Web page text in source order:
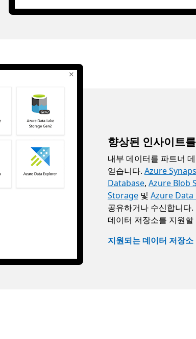
향상된 인사이트
내부 데이터를 파트너
얻습니다. Azure
Database, Azure Blob
Storage및 Azure
공유하거나 수신합니
데이터 저장소를 지원할
지원되는 데이터 저장소